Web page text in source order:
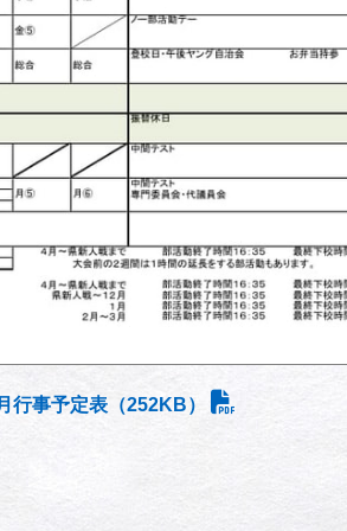
行事予定表（252KB）